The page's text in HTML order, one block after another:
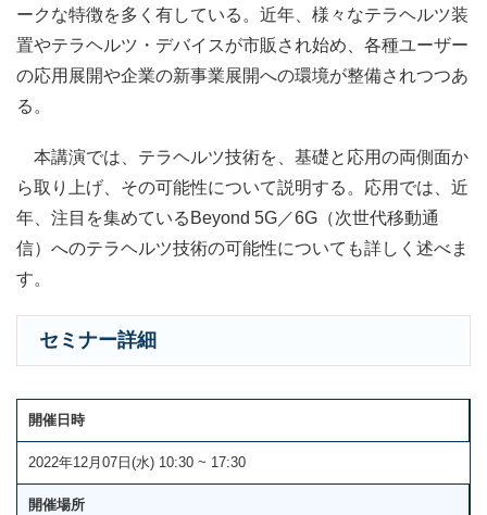
ークな特徴を多く有している。近年、様々なテラヘルツ装
置やテラヘルツ・デバイスが市販され始め、各種ユーザー
の応用展開や企業の新事業展開への環境が整備されつつあ
る。
本講演では、テラヘルツ技術を、基礎と応用の両側面か
ら取り上げ、その可能性について説明する。応用では、近
年、注目を集めているBeyond 5G／6G（次世代移動通
信）へのテラヘルツ技術の可能性についても詳しく述べま
す。
セミナー詳細
開催日時
2022年12月07日(水) 10:30 ~ 17:30
開催場所